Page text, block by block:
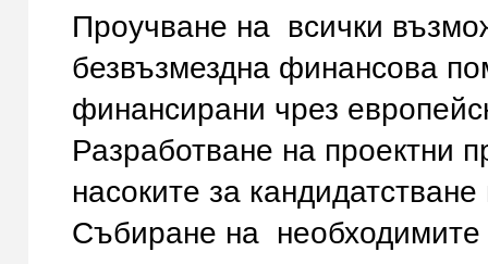
Проучване на всички
безвъзмездна финансова
финансирани чрез
Разработване на проектни
насоките за
Събиране на необходимите